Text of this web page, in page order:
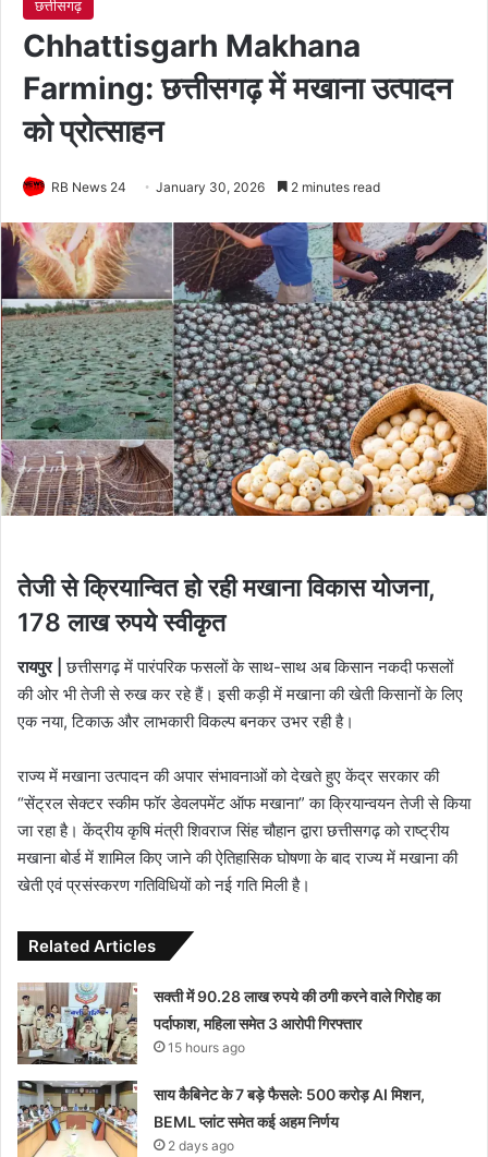
छत्तीसगढ़
Chhattisgarh Makhana
Farming: छत्तीसगढ़ में मखाना उत्पादन
को प्रोत्साहन
RB News 24 January 30, 2026 2 minutes read
तेजी से क्रियान्वित हो रही मखाना विकास योजना,
178 लाख रुपये स्वीकृत
रायपुर | छत्तीसगढ़ में पारंपरिक फसलों के साथ-साथ अब किसान नकदी फसलों
की ओर भी तेजी से रुख कर रहे हैं। इसी कड़ी में मखाना की खेती किसानों के लिए
एक नया, टिकाऊ और लाभकारी विकल्प बनकर उभर रही है।
राज्य में मखाना उत्पादन की अपार संभावनाओं को देखते हुए केंद्र सरकार की
“सेंट्रल सेक्टर स्कीम फॉर डेवलपमेंट ऑफ मखाना” का क्रियान्वयन तेजी से किया
जा रहा है। केंद्रीय कृषि मंत्री शिवराज सिंह चौहान द्वारा छत्तीसगढ़ को राष्ट्रीय
मखाना बोर्ड में शामिल किए जाने की ऐतिहासिक घोषणा के बाद राज्य में मखाना की
खेती एवं प्रसंस्करण गतिविधियों को नई गति मिली है।
Related Articles
सक्ती में 90.28 लाख रुपये की ठगी करने वाले गिरोह का
पर्दाफाश, महिला समेत 3 आरोपी गिरफ्तार
15 hours ago
साय कैबिनेट के 7 बड़े फैसले: 500 करोड़ AI मिशन,
BEML प्लांट समेत कई अहम निर्णय
2 days ago